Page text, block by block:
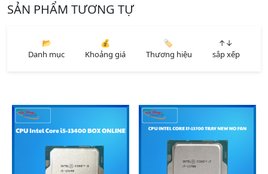
SẢN PHẨM TƯƠNG TỰ
📂
Danh mục
💰
Khoảng giá
🏷️
Thương hiệu
↑↓
sắp xếp